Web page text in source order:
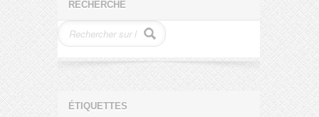
RECHERCHE
ÉTIQUETTES